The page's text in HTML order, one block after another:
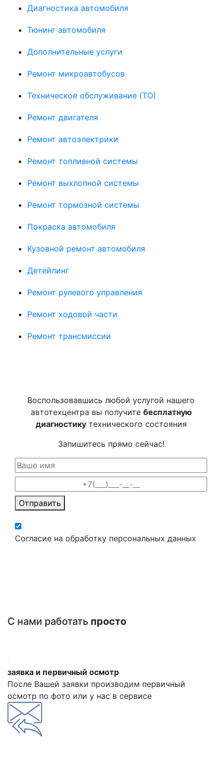
Диагностика автомобиля
Тюнинг автомобиля
Дополнительные услуги
Ремонт микроавтобусов
Техническое обслуживание (ТО)
Ремонт двигателя
Ремонт автоэлектрики
Ремонт топливной системы
Ремонт выхлопной системы
Ремонт тормозной системы
Покраска автомобиля
Кузовной ремонт автомобиля
Детейлинг
Ремонт рулевого управления
Ремонт ходовой части
Ремонт трансмиссии
Воспользовавшись любой услугой нашего
автотехцентра вы получите бесплатную
диагностикутехнического состояния
Запишитесь прямо сейчас!
Отправить
Согласие на обработку персональных данных
С нами работать просто
заявка и первичный осмотр
После Вашей заявки производим первичный
осмотр по фото или у нас в сервисе